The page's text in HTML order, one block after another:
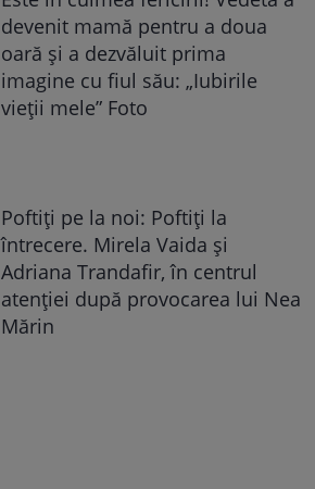
devenit mamă pentru a doua
oară și a dezvăluit prima
imagine cu fiul său: „Iubirile
vieții mele” Foto
Poftiți pe la noi: Poftiți la
întrecere. Mirela Vaida și
Adriana Trandafir, în centrul
atenției după provocarea lui Nea
Mărin